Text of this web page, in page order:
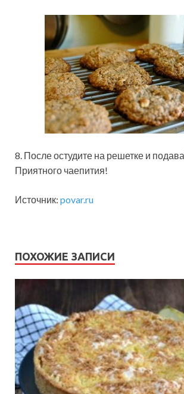
8. После остудите на решетке и
Приятного чаепития!
Источник: povar.ru
ПОХОЖИЕ ЗАПИСИ